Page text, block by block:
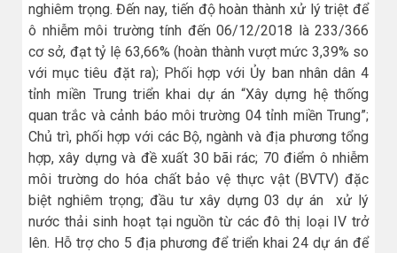
nghiêm trọng. Đến nay, tiến độ hoàn thành xử lý triệt để
ô nhiễm môi trường tính đến 06/12/2018 là 233/366
cơ sở, đạt tỷ lệ 63,66% (hoàn thành vượt mức 3,39% so
với mục tiêu đặt ra); Phối hợp với Ủy ban nhân dân 4
tỉnh miền Trung triển khai dự án “Xây dựng hệ thống
quan trắc và cảnh báo môi trường 04 tỉnh miền Trung”;
Chủ trì, phối hợp với các Bộ, ngành và địa phương tổng
hợp, xây dựng và đề xuất 30 bãi rác; 70 điểm ô nhiễm
môi trường do hóa chất bảo vệ thực vật (BVTV) đặc
biệt nghiêm trọng; đầu tư xây dựng 03 dự án xử lý
nước thải sinh hoạt tại nguồn từ các đô thị loại IV trở
lên. Hỗ trợ cho 5 địa phương để triển khai 24 dự án để